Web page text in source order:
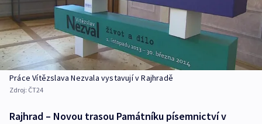
Práce Vítězslava Nezvala vystavují v Rajhradě
Zdroj: ČT24
Rajhrad – Novou trasou Památníku písemnictví v